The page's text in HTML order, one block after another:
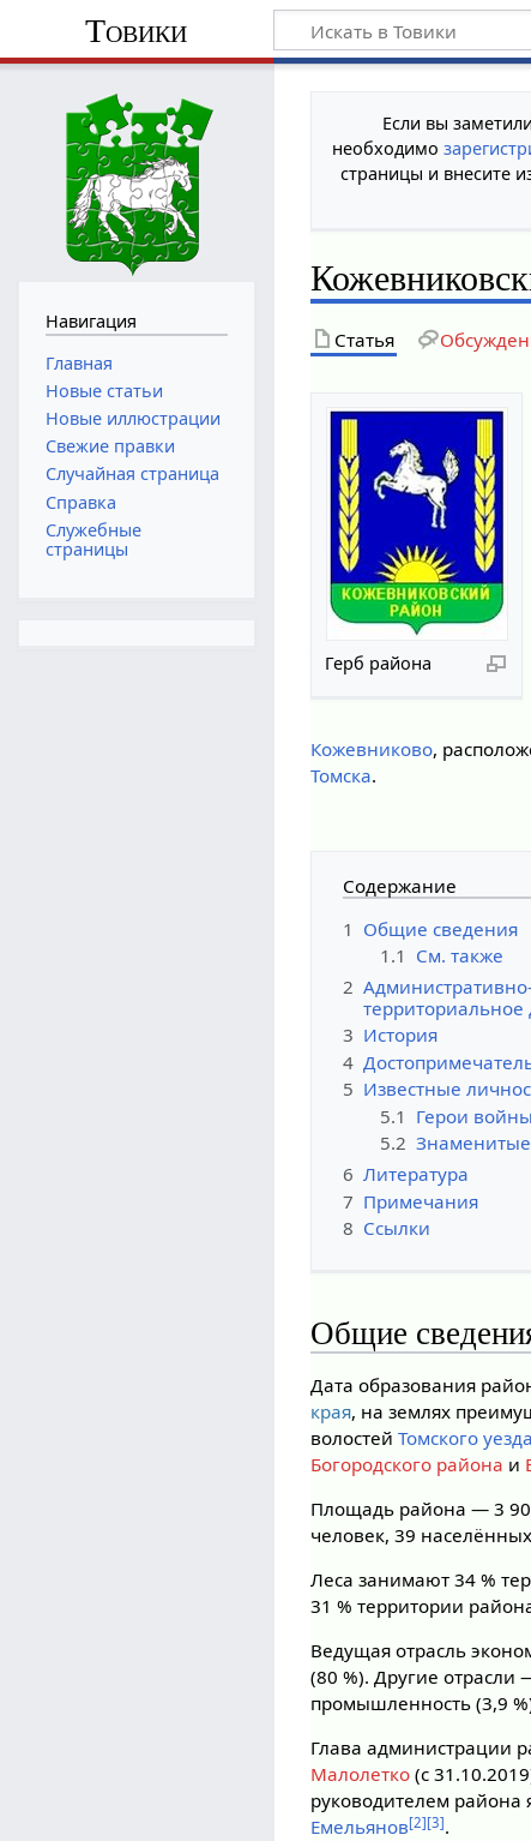
Товики
Если вы
необходимо
страницы и внесите
Статья
Герб района
Кожевниково,
Томска.
Содержание
1 Общие сведения
1.1 См. также
2
территориальное
3 История
4
5 Известные
5.1 Герои войны
5.2
6 Литература
7 Примечания
8 Ссылки
Общие
Дата образования
края, на землях
волостейТомского уезда
Богородского района и
Площадь района — 3
человек, 39
Леса занимают 34 %
31 % территории
Ведущая отрасль
(80 %). Другие отрасли
промышленность (3,9
Глава администрации
Малолетко (с
руководителем района
Емельянов[2][3].
Навигация
Главная
Новые статьи
Новые иллюстрации
Свежие правки
Случайная страница
Справка
Служебные
страницы